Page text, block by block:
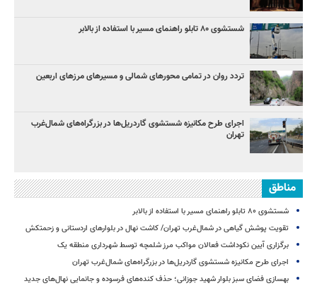
شستشوی ۸۰ تابلو راهنمای مسیر با استفاده از بالابر
تردد روان در تمامی محورهای شمالی و مسیرهای مرزهای اربعین
اجرای طرح مکانیزه شستشوی گاردریل‌ها در بزرگراه‌های شمال‌غرب
تهران
مناطق
شستشوی ۸۰ تابلو راهنمای مسیر با استفاده از بالابر
تقویت پوشش گیاهی در شمال‌غرب تهران/ کاشت نهال در بلوارهای اردستانی و زحمتکش
برگزاری آیین نکوداشت فعالان مواکب مرز شلمچه توسط شهرداری منطقه یک
اجرای طرح مکانیزه شستشوی گاردریل‌ها در بزرگراه‌های شمال‌غرب تهران
بهسازی فضای سبز بلوار شهید جوزانی؛ حذف کنده‌های فرسوده و جانمایی نهال‌های جدید